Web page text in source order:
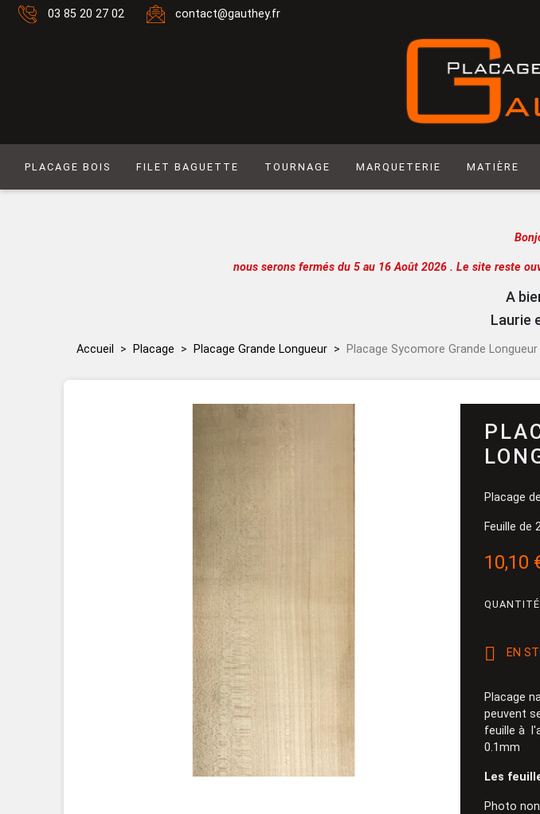
03 85 20 27 02 contact@gauthey.fr
PLACAGE BOIS
Lot de placages
FILET BAGUETTE TOURNAGE MARQUETERIE MATIÈRE
Laser
nous serons fermés du 5 au 16 Août 2026 . Le site reste
A
Laurie
Accueil Placage Placage Grande Longueur Placage Sycomore Grande Longueur
Placage
Feuille de
10,10
QUANTITÉ
 EN
Placage
peuvent
feuille à
0.1mm
Les
Photo